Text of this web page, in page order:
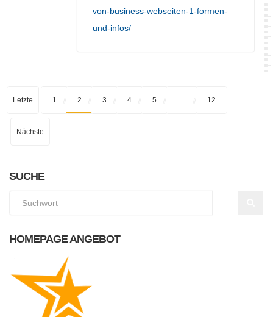
von-business-webseiten-1-formen-
und-infos/
Letzte 1 2 3 4 5 12
Nächste
SUCHE
HOMEPAGE ANGEBOT